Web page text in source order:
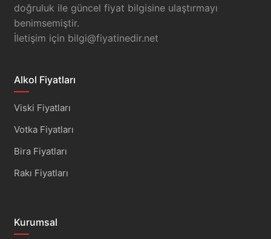
doğruluk ile güncel fiyat bilgisine ulaştırmayı
benimsemiştir.
İletişim için bilgi@fiyatinedir.net
Alkol Fiyatları
Viski Fiyatları
Votka Fiyatları
Bira Fiyatları
Rakı Fiyatları
Kurumsal